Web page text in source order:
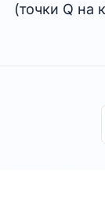
(точки Q на